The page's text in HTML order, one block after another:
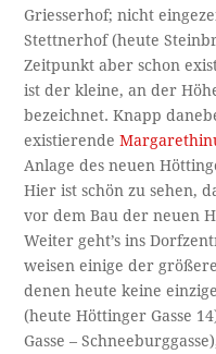
Griesserhof; nicht
Stettnerhof (heute
Zeitpunkt aber schon
ist der kleine, an der
bezeichnet. Knapp
existierende
Anlage des neuen
Hier ist schön zu sehen,
vor dem Bau der neuen
Weiter geht’s ins
weisen einige der
denen heute keine
(heute Höttinger Gasse
Gasse –